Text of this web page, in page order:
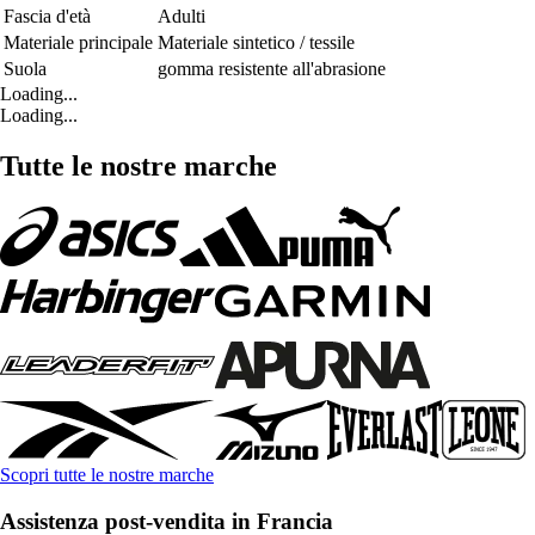
Fascia d'età
Adulti
Materiale principale Materiale sintetico / tessile
Suola
gomma resistente all'abrasione
Loading...
Loading...
Tutte le nostre marche
Scopri tutte le nostre marche
Assistenza post-vendita in Francia